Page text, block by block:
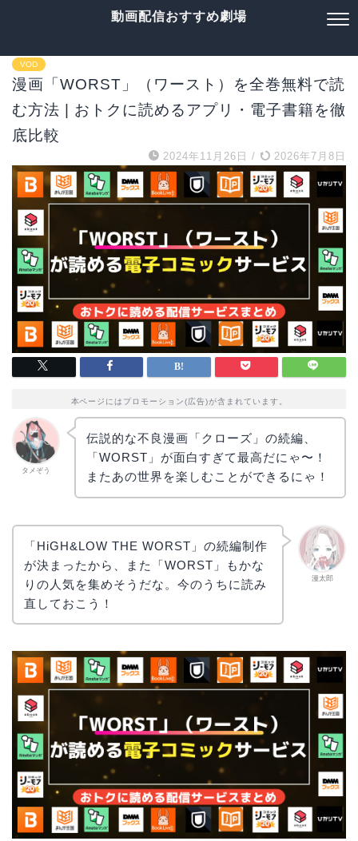
動画配信おすすめ劇場
VOD
漫画「WORST」（ワースト）を全巻無料で読
む方法 | おトクに読めるアプリ・電子書籍を徹
底比較
2024年11月26日 / 2026年7月8日
本ページにはプロモーション(広告)が含まれています。
タメぞう
伝説的な不良漫画「クローズ」の続編、
「WORST」が面白すぎて最高だにゃ〜！
またあの世界を楽しむことができるにゃ！
漫太郎
「HiGH&LOW THE WORST」の続編制作
が決まったから、また「WORST」もかな
りの人気を集めそうだな。今のうちに読み
直しておこう！